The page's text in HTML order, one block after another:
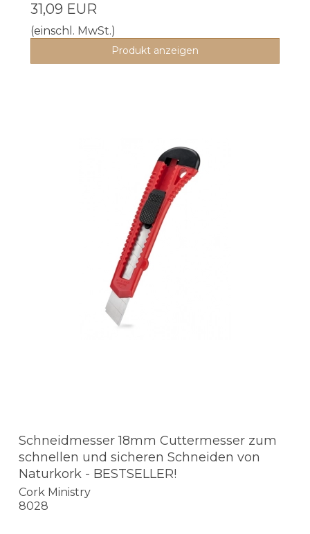
31,09 EUR
(einschl. MwSt.)
Produkt anzeigen
Schneidmesser 18mm Cuttermesser zum
schnellen und sicheren Schneiden von
Naturkork - BESTSELLER!
Cork Ministry
8028